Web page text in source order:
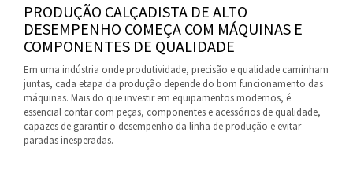
PRODUÇÃO CALÇADISTA DE ALTO
DESEMPENHO COMEÇA COM MÁQUINAS E
COMPONENTES DE QUALIDADE
Em uma indústria onde produtividade, precisão e qualidade caminham
juntas, cada etapa da produção depende do bom funcionamento das
máquinas. Mais do que investir em equipamentos modernos, é
essencial contar com peças, componentes e acessórios de qualidade,
capazes de garantir o desempenho da linha de produção e evitar
paradas inesperadas.